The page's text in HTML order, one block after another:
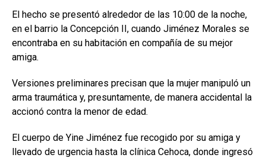
El hecho se presentó alrededor de las 10:00 de la noche,
en el barrio la Concepción II, cuando Jiménez Morales se
encontraba en su habitación en compañía de su mejor
amiga.
Versiones preliminares precisan que la mujer manipuló un
arma traumática y, presuntamente, de manera accidental la
accionó contra la menor de edad.
El cuerpo de Yine Jiménez fue recogido por su amiga y
llevado de urgencia hasta la clínica Cehoca, donde ingresó